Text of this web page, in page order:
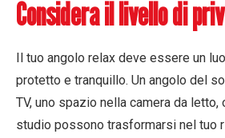
Considera il livello di
Il tuo angolo relax deve essere un
protetto e tranquillo. Un angolo del
TV, uno spazio nella camera da
studio possono trasformarsi nel tuo